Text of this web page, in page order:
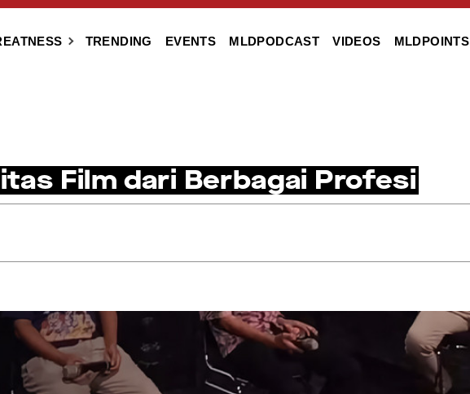
TRENDING EVENTS MLDPODCAST VIDEOS MLDPOINTS
Film dari Berbagai Profesi